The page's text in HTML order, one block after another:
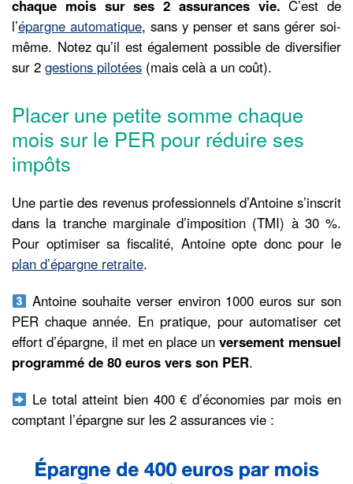
chaque mois sur ses 2 assurances vie. C’est de
l’épargne automatique, sans y penser et sans gérer soi-
même. Notez qu’il est également possible de diversifier
sur 2 gestions pilotées (mais celà a un coût).
Placer une petite somme chaque
mois sur le PER pour réduire ses
impôts
Une partie des revenus professionnels d’Antoine s’inscrit
dans la tranche marginale d’imposition (TMI) à 30 %.
Pour optimiser sa fiscalité, Antoine opte donc pour le
plan d’épargne retraite.
Antoine souhaite verser environ 1000 euros sur son
PER chaque année. En pratique, pour automatiser cet
effort d’épargne, il met en place un versement mensuel
programmé de 80 euros vers son PER.
Le total atteint bien 400 € d’économies par mois en
comptant l’épargne sur les 2 assurances vie :